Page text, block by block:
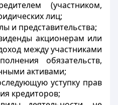
(участником,
лиц;
и представительства;
акционерам или
между участниками
обязательств,
активами;
уступку прав
кредиторов;